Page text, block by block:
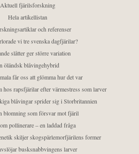
Aktuell fjärilsforskning
Hela artikellistan
och referenser
vi tre svenska dagfjärilar?
slåtter ger större variation
öländsk blåvingehybrid
får oss att glömma hur det var
hos rapsfjärilar efter värmestress som larver
blåvingar sprider sig i Storbritannien
blomning som försvar mot fjäril
pollinerare – en laddad fråga
skiljer skogspärlemorfjärilens former
busksnabbvingens larver